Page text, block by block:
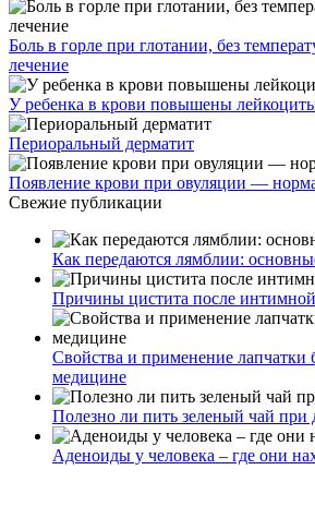
Боль в горле при глотании, без
лечение
У ребенка в крови повышены
Периоральный дерматит
Появление крови при овуляции —
Свежие публикации
Как передаются лямблии:
Причины цистита после интимной
Свойства и применение лапчатки
медицине
Полезно ли пить зеленый чай при
Аденоиды у человека – где они